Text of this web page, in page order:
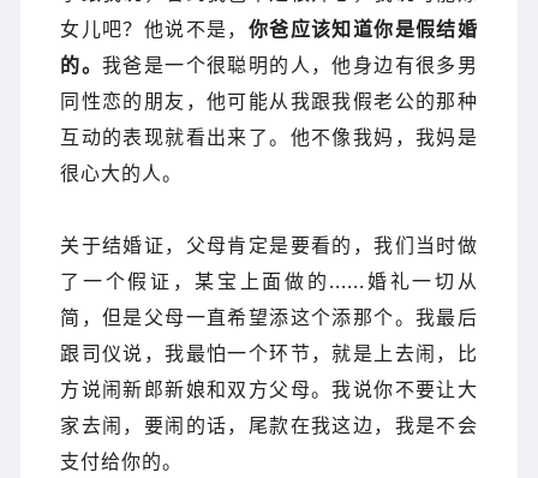
女儿吧？ 他说不是， 你爸应该知道你是假结婚
的。我爸是一个很聪明的人，他身边有很多男
同性恋的朋友，他可能从我跟我假老公的那种
互动的表现就看出来了。他不像我妈，我妈是
很心大的人。
关于结婚证，父母肯定是要看的，我们当时做
了一个假证，某宝上面做的......婚礼一切从
简，但是父母一直希望添这个添那个。我最后
跟司仪说，我最怕一个环节，就是上去闹，比
方说闹新郎新娘和双方父母。我说你不要让大
家去闹，要闹的话，尾款在我这边，我是不会
支付给你的。